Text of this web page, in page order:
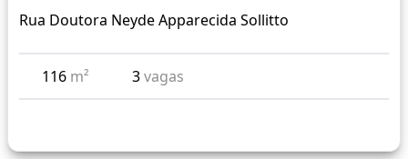
Rua Doutora Neyde Apparecida Sollitto
116 m² 3vagas